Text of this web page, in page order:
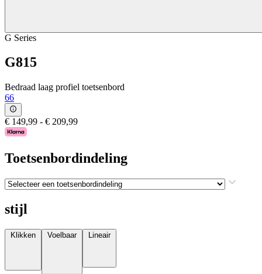
G Series
G815
Bedraad laag profiel toetsenbord
66
€ 149,99 - € 209,99
Toetsenbordindeling
stijl
Klikken Voelbaar Lineair